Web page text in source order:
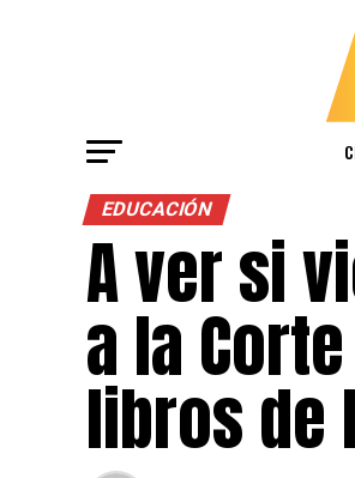
EDUCACIÓN
A ver si
a la
libros de